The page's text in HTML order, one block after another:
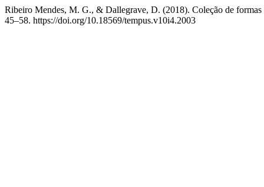
Ribeiro Mendes, M. G., & Dallegrave, D. (2018). Coleção de
45–58. https://doi.org/10.18569/tempus.v10i4.2003